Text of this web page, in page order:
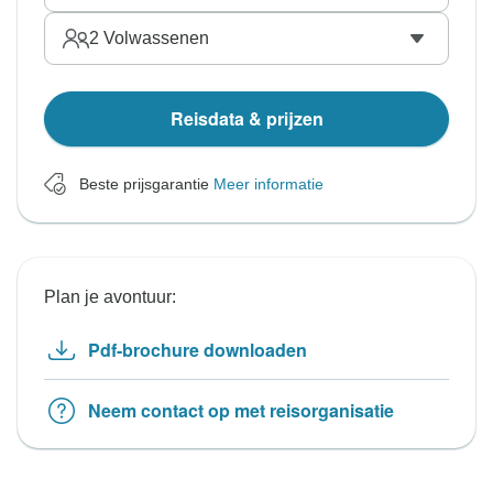
2 Volwassenen
Reisdata & prijzen
Beste prijsgarantie Meer informatie
Plan je avontuur:
Pdf-brochure downloaden
Neem contact op met reisorganisatie